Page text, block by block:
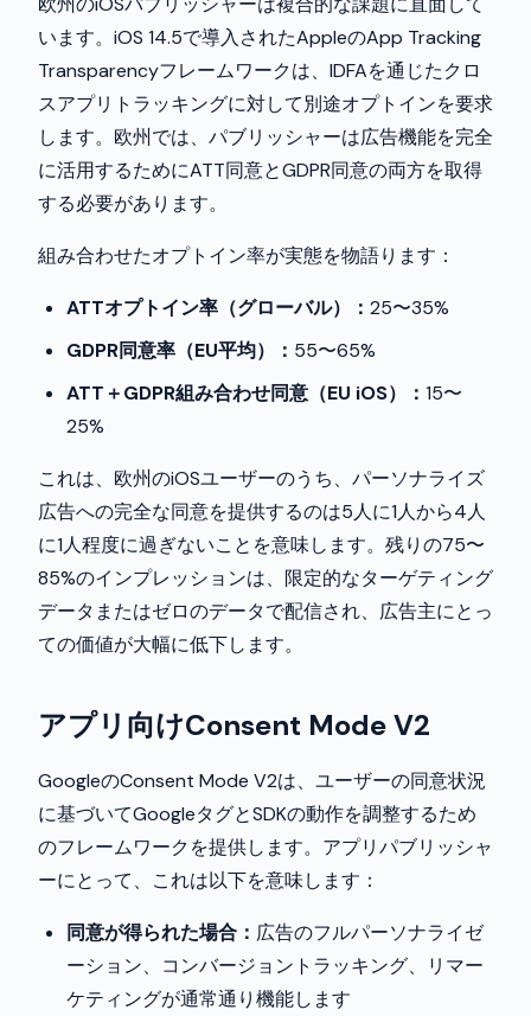
います。iOS 14.5で導入されたAppleのApp Tracking
Transparencyフレームワークは、IDFAを通じたクロ
スアプリトラッキングに対して別途オプトインを要求
します。欧州では、パブリッシャーは広告機能を完全
に活用するためにATT同意とGDPR同意の両方を取得
する必要があります。
組み合わせたオプトイン率が実態を物語ります：
ATTオプトイン率（グローバル）： 25〜35%
GDPR同意率（EU平均）： 55〜65%
ATT＋GDPR組み合わせ同意（EU iOS）： 15〜
25%
これは、欧州のiOSユーザーのうち、パーソナライズ
広告への完全な同意を提供するのは5人に1人から4人
に1人程度に過ぎないことを意味します。残りの75〜
85%のインプレッションは、限定的なターゲティング
データまたはゼロのデータで配信され、広告主にとっ
ての価値が大幅に低下します。
アプリ向けConsent Mode V2
GoogleのConsent Mode V2は、ユーザーの同意状況
に基づいてGoogleタグとSDKの動作を調整するため
のフレームワークを提供します。アプリパブリッシャ
ーにとって、これは以下を意味します：
同意が得られた場合： 広告のフルパーソナライゼ
ーション、コンバージョントラッキング、リマー
ケティングが通常通り機能します